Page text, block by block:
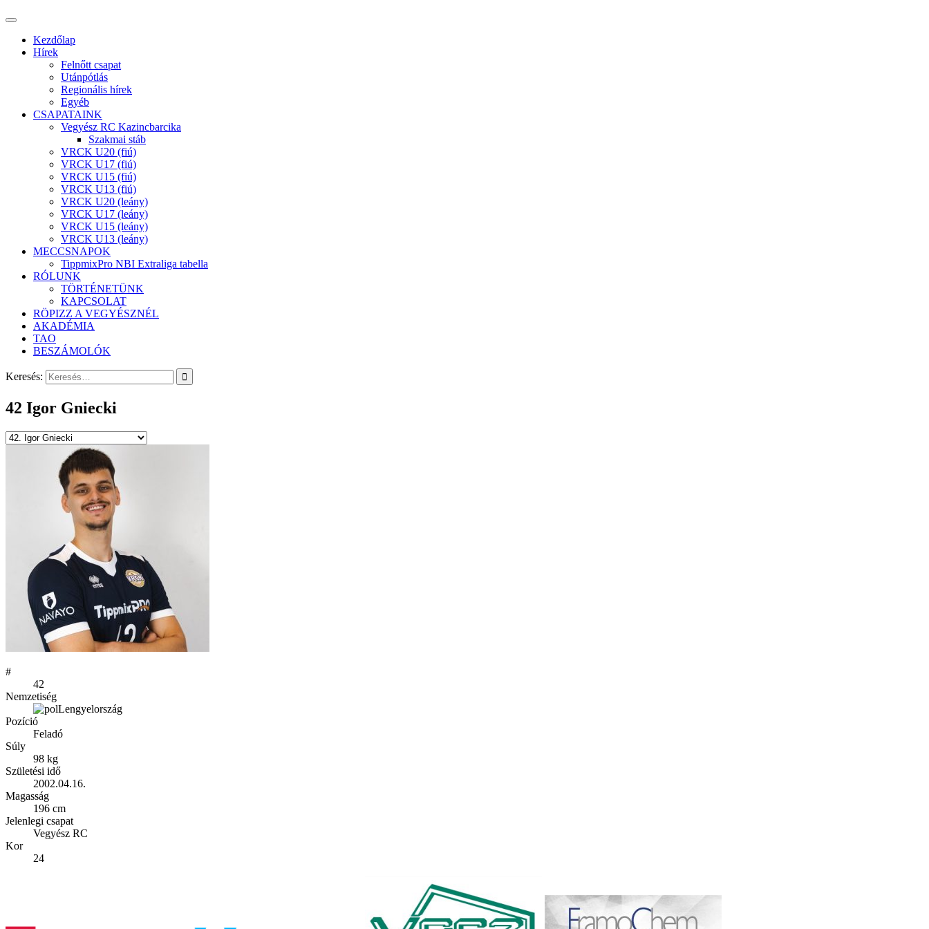
Kezdőlap
Hírek
Felnőtt csapat
Utánpótlás
Regionális hírek
Egyéb
CSAPATAINK
Vegyész RC Kazincbarcika
Szakmai stáb
VRCK U20 (fiú)
VRCK U17 (fiú)
VRCK U15 (fiú)
VRCK U13 (fiú)
VRCK U20 (leány)
VRCK U17 (leány)
VRCK U15 (leány)
VRCK U13 (leány)
MECCSNAPOK
TippmixPro NBI Extraliga tabella
RÓLUNK
TÖRTÉNETÜNK
KAPCSOLAT
RÖPIZZ A VEGYÉSZNÉL
AKADÉMIA
TAO
BESZÁMOLÓK
Keresés:
42 Igor Gniecki
#
42
Nemzetiség
Lengyelország
Pozíció
Feladó
Súly
98 kg
Születési idő
2002.04.16.
Magasság
196 cm
Jelenlegi csapat
Vegyész RC
Kor
24